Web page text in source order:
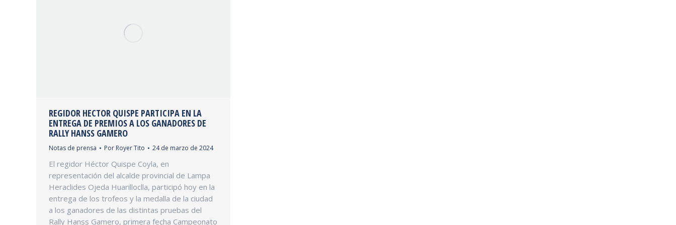
REGIDOR HECTOR QUISPE PARTICIPA EN LA
ENTREGA DE PREMIOS A LOS GANADORES DE
RALLY HANSS GAMERO
Notas de prensa Por Royer Tito 24 de marzo de 2024
El regidor Héctor Quispe Coyla, en
representación del alcalde provincial de Lampa
Heraclides Ojeda Huarilloclla, participó hoy en la
entrega de los trofeos y la medalla de la ciudad
a los ganadores de las distintas pruebas del
Rally Hanss Gamero, primera fecha Campeonato